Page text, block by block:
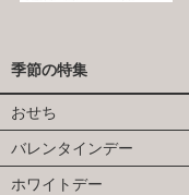
季節の特集
おせち
バレンタインデー
ホワイトデー